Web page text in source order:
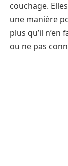
couchage.
une manière
plus qu’il
ou ne pas